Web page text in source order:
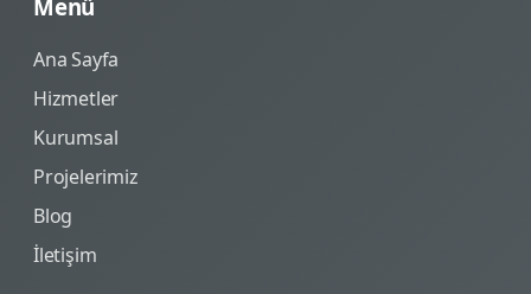
Menü
Ana Sayfa
Hizmetler
Kurumsal
Projelerimiz
Blog
İletişim